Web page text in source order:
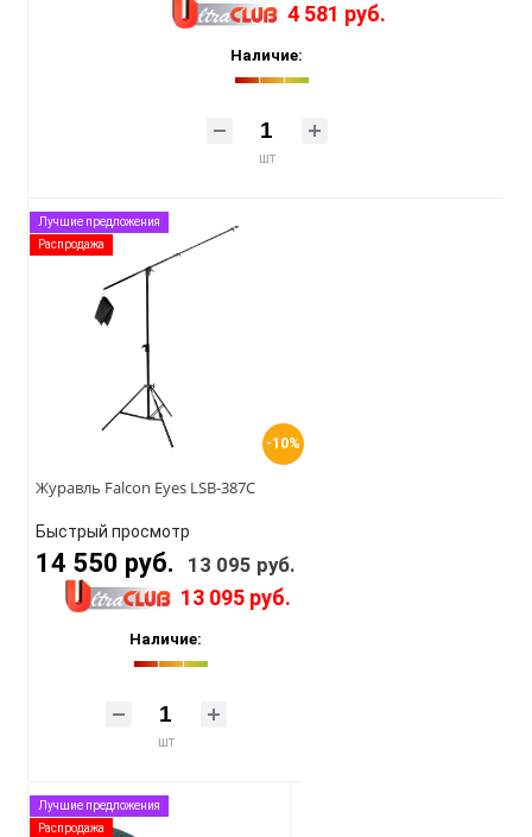
4 581 руб.
Наличие:
шт
-10%
Лучшие предложения
Распродажа
Журавль Falcon Eyes LSB-387C
Быстрый просмотр
14 550 руб. 13 095 руб.
13 095 руб.
Наличие:
шт
Лучшие предложения
Распродажа